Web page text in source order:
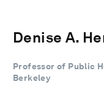
Denise A.
Professor of Public
Berkeley